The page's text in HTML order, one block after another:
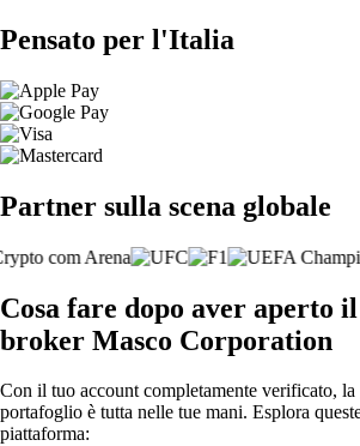
Pensato per l'Italia
Partner sulla scena globale
Cosa fare dopo aver aperto
broker Masco Corporation
Con il tuo account completamente verificato, la
portafoglio è tutta nelle tue mani. Esplora
piattaforma: